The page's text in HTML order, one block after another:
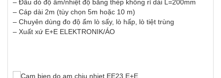
– Đầu dò độ ẩm/nhiệt độ bằng thép không rỉ dài L=200mm
– Cáp dài 2m (tùy chọn 5m hoặc 10 m)
– Chuyên dùng đo độ ẩm lò sấy, lò hấp, lò tiệt trùng
– Xuất xứ E+E ELEKTRONIK/ÁO